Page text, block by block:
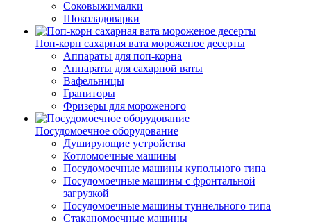
Соковыжималки
Шоколадоварки
Поп-корн сахарная вата мороженое десерты
Аппараты для поп-корна
Аппараты для сахарной ваты
Вафельницы
Граниторы
Фризеры для мороженого
Посудомоечное оборудование
Душирующие устройства
Котломоечные машины
Посудомоечные машины купольного типа
Посудомоечные машины с фронтальной
загрузкой
Посудомоечные машины туннельного типа
Стаканомоечные машины